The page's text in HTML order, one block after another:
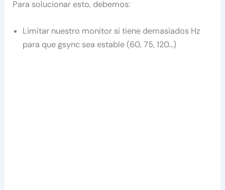
Para solucionar esto, debemos:
Limitar nuestro monitor si tiene demasiados Hz
para que gsync sea estable (60, 75, 120…)